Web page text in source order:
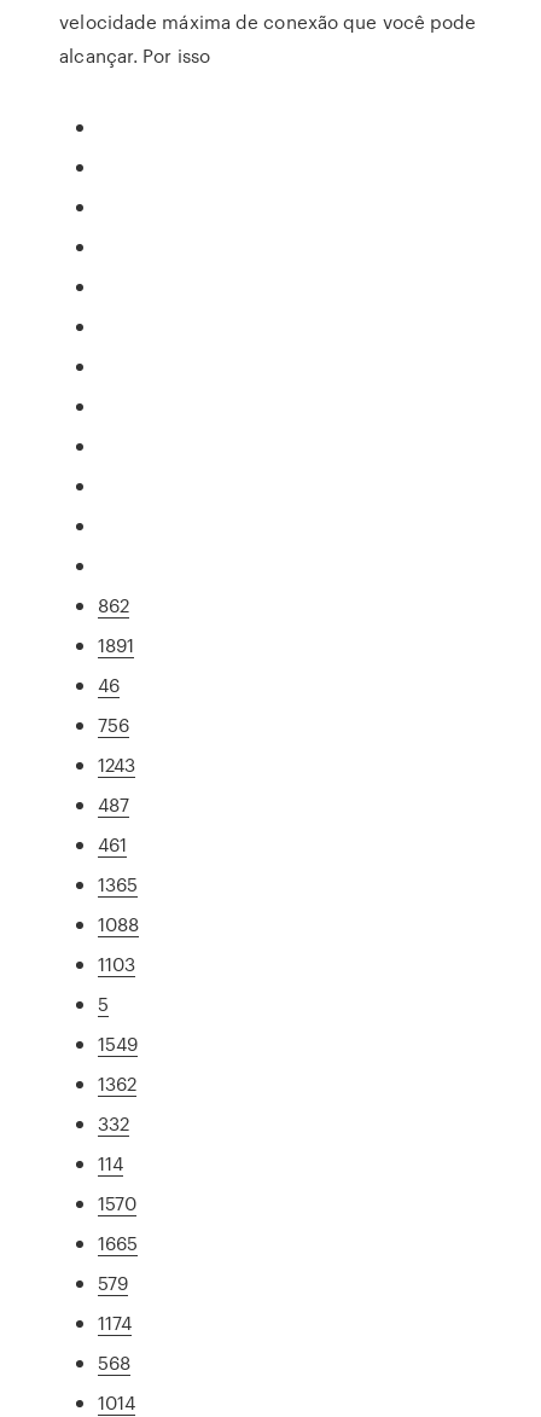
velocidade máxima de conexão que você pode
alcançar. Por isso
862
1891
46
756
1243
487
461
1365
1088
1103
5
1549
1362
332
114
1570
1665
579
1174
568
1014